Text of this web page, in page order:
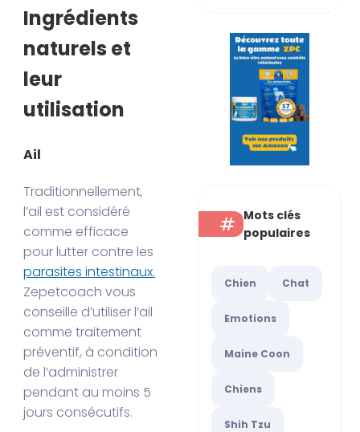
Ingrédients
naturels et
leur
utilisation
Ail
Traditionnellement,
l’ail est considéré
comme efficace
pour lutter contre les
parasites intestinaux.
Zepetcoach vous
conseille d’utiliser l’ail
comme traitement
préventif, à condition
de l’administrer
pendant au moins 5
jours consécutifs.
Mots clés
populaires
Chien Chat
Emotions
Maine Coon
Chiens
Shih Tzu